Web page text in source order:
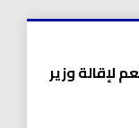
لإقالة وزير